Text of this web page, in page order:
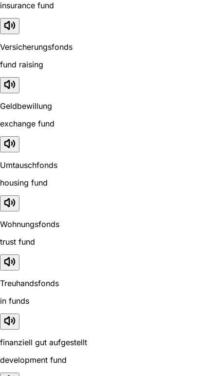
insurance fund
Versicherungsfonds
fund raising
Geldbewillung
exchange fund
Umtauschfonds
housing fund
Wohnungsfonds
trust fund
Treuhandsfonds
in funds
finanziell gut aufgestellt
development fund